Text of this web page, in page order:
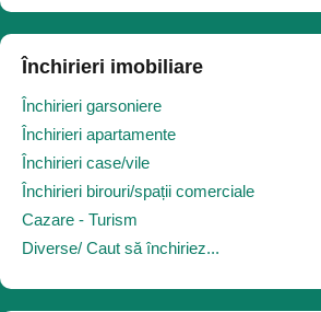
Închirieri imobiliare
Închirieri garsoniere
Închirieri apartamente
Închirieri case/vile
Închirieri birouri/spații comerciale
Cazare - Turism
Diverse/ Caut să închiriez...